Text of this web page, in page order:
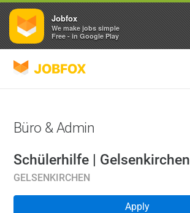
JOBFOX
Büro & Admin
Schülerhilfe | Gelsenkirchen
GELSENKIRCHEN
Apply
Jobfox
We make jobs simple
Free - in Google Play